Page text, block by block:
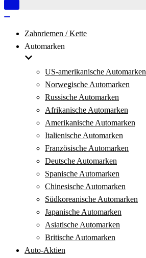
Navigation
Zahnriemen / Kette
Automarken
US-amerikanische Automarken
Norwegische Automarken
Russische Automarken
Afrikanische Automarken
Amerikanische Automarken
Italienische Automarken
Französische Automarken
Deutsche Automarken
Spanische Automarken
Chinesische Automarken
Südkoreanische Automarken
Japanische Automarken
Asiatische Automarken
Britische Automarken
Auto-Aktien